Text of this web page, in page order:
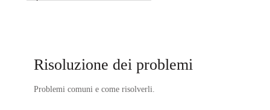
Risoluzione dei problemi
Problemi comuni e come risolverli.